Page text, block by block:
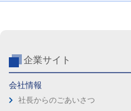
企業サイト
会社情報
社長からのごあいさつ